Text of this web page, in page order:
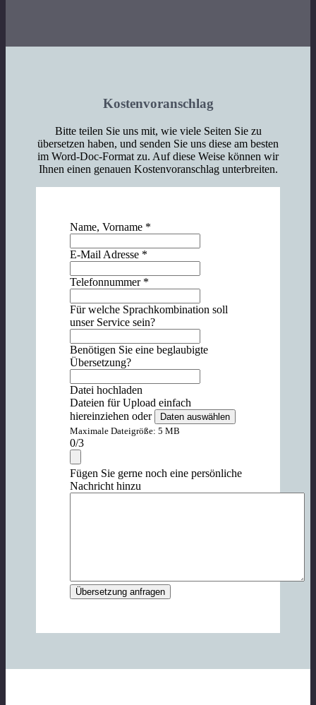
Kostenvoranschlag
Bitte teilen Sie uns mit, wie viele Seiten Sie zu
übersetzen haben, und senden Sie uns diese am besten
im Word-Doc-Format zu. Auf diese Weise können wir
Ihnen einen genauen Kostenvoranschlag unterbreiten.
Name, Vorname *
E-Mail Adresse *
Telefonnummer *
Für welche Sprachkombination soll
unser Service sein?
Benötigen Sie eine beglaubigte
Übersetzung?
Datei hochladen
Dateien für Upload einfach
hiereinziehen oder
Daten auswählen
Maximale Dateigröße: 5 MB
0/3
Fügen Sie gerne noch eine persönliche
Nachricht hinzu
Übersetzung anfragen